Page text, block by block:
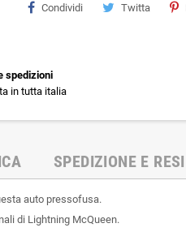
Condividi Twitta
spedizioni
in tutta italia
SPEDIZIONE E RESI
auto pressofusa.
di Lightning McQueen.